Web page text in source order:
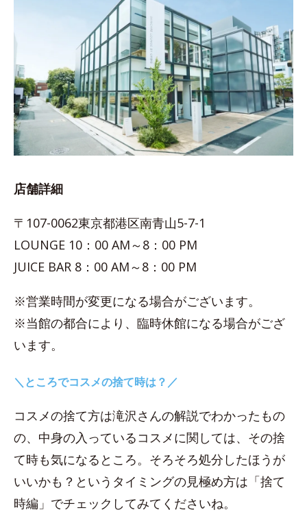
店舗詳細
〒107-0062東京都港区南青山5-7-1
LOUNGE 10：00 AM～8：00 PM
JUICE BAR 8：00 AM～8：00 PM
※営業時間が変更になる場合がございます。
※当館の都合により、臨時休館になる場合がござ
います。
＼ところでコスメの捨て時は？／
コスメの捨て方は滝沢さんの解説でわかったもの
の、中身の入っているコスメに関しては、その捨
て時も気になるところ。そろそろ処分したほうが
いいかも？というタイミングの見極め方は「捨て
時編」でチェックしてみてくださいね。